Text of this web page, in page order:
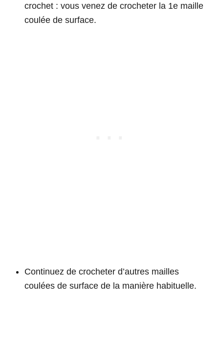
crochet : vous venez de crocheter la 1e maille
coulée de surface.
Continuez de crocheter d’autres mailles
coulées de surface de la manière habituelle.